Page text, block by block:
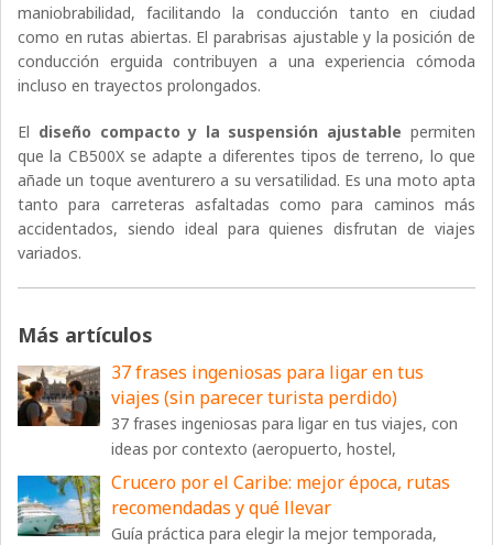
maniobrabilidad, facilitando la conducción tanto en ciudad
como en rutas abiertas. El parabrisas ajustable y la posición de
conducción erguida contribuyen a una experiencia cómoda
incluso en trayectos prolongados.
El diseño compacto y la suspensión ajustable permiten
que la CB500X se adapte a diferentes tipos de terreno, lo que
añade un toque aventurero a su versatilidad. Es una moto apta
tanto para carreteras asfaltadas como para caminos más
accidentados, siendo ideal para quienes disfrutan de viajes
variados.
Más artículos
37 frases ingeniosas para ligar en tus
viajes (sin parecer turista perdido)
37 frases ingeniosas para ligar en tus viajes, con
ideas por contexto (aeropuerto, hostel,
Crucero por el Caribe: mejor época, rutas
recomendadas y qué llevar
Guía práctica para elegir la mejor temporada,